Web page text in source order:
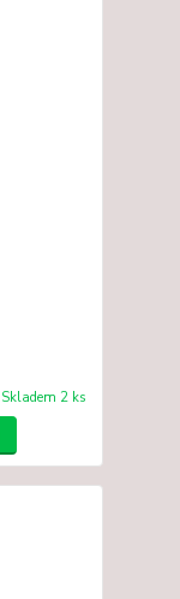
Skladem 2 ks